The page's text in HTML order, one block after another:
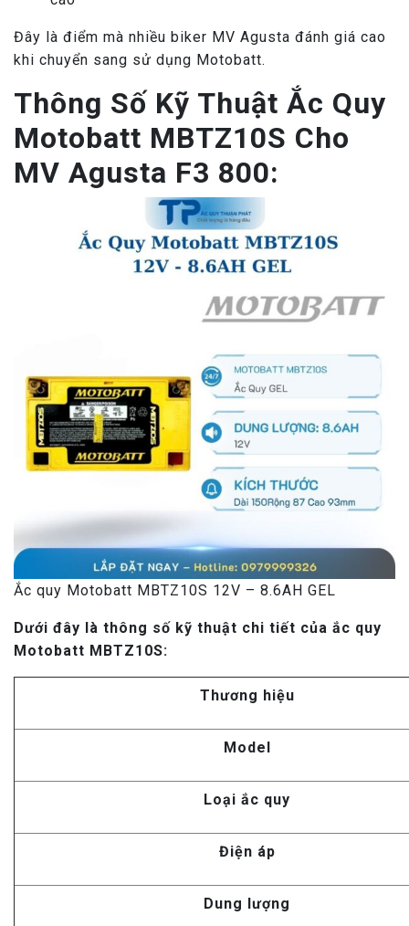
Đây là điểm mà nhiều biker MV Agusta đánh giá cao
khi chuyển sang sử dụng Motobatt.
Thông Số Kỹ Thuật Ắc Quy
Motobatt MBTZ10S Cho
MV Agusta F3 800:
Ắc quy Motobatt MBTZ10S 12V – 8.6AH GEL
Dưới đây là thông số kỹ thuật chi tiết của ắc quy
Motobatt MBTZ10S:
Thương hiệu
Model
Loại ắc quy
Điện áp
Dung lượng